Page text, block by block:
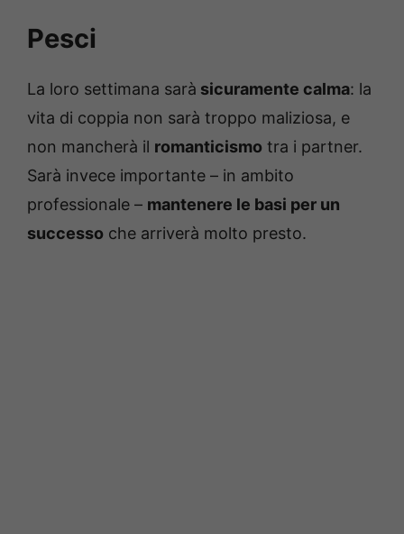
Pesci
La loro settimana sarà sicuramente calma: la
vita di coppia non sarà troppo maliziosa, e
non mancherà il romanticismo tra i partner.
Sarà invece importante – in ambito
professionale – mantenere le basi per un
successo che arriverà molto presto.